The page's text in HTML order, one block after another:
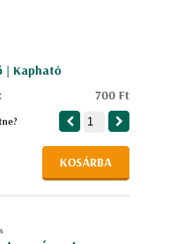
| Kapható
700 Ft
KOSÁRBA